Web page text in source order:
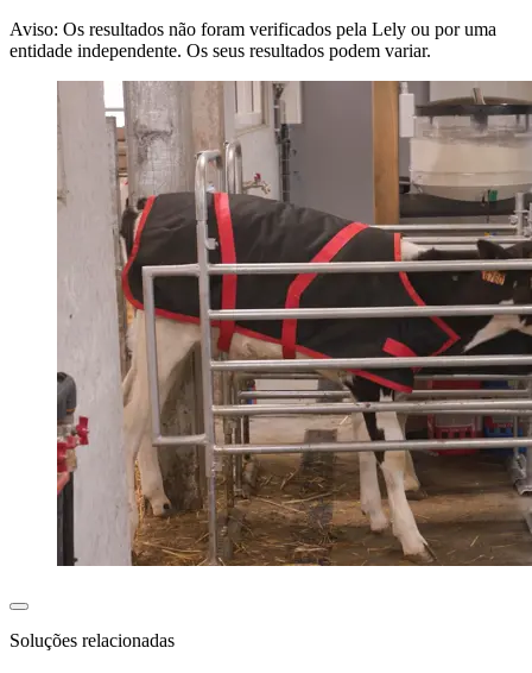
Aviso: Os resultados não foram verificados pela Lely ou por uma
entidade independente. Os seus resultados podem variar.
Soluções relacionadas